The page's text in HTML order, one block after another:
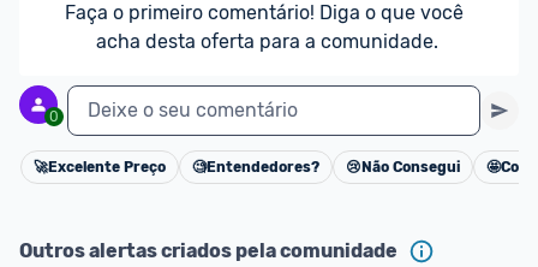
Faça o primeiro comentário! Diga o que você
acha desta oferta para a comunidade.
0 Deixe o seu comentário
Cancelar
🚀Excelente Preço 🧐Entendedores? 😢 Não Consegui 🤩
Outros alertas criados pela comunidade